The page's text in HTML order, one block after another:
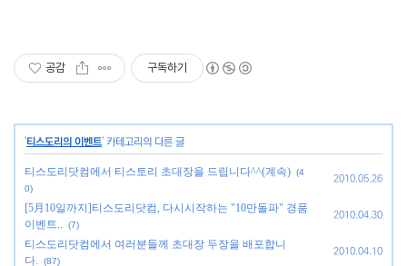
공감 구독하기
'티스도리의 이벤트' 카테고리의 다른 글
티스도리닷컴에서 티스토리 초대장을 드립니다^^(계속) (4
0)
2010.05.26
[5月10일까지]티스도리닷컴, 다시시작하는 "10만돌파" 경품
이벤트..
(7)
2010.04.30
티스도리닷컴에서 여러분들께 초대장 두장을 배포합니
다.
(87)
2010.04.10